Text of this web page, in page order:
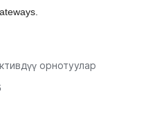
орнотуулар